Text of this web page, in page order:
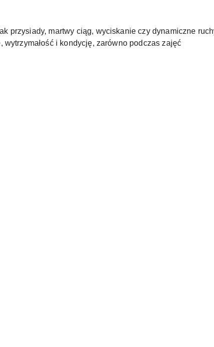
przysiady, martwy ciąg, wyciskanie czy dynamiczne
i kondycję, zarówno podczas zajęć